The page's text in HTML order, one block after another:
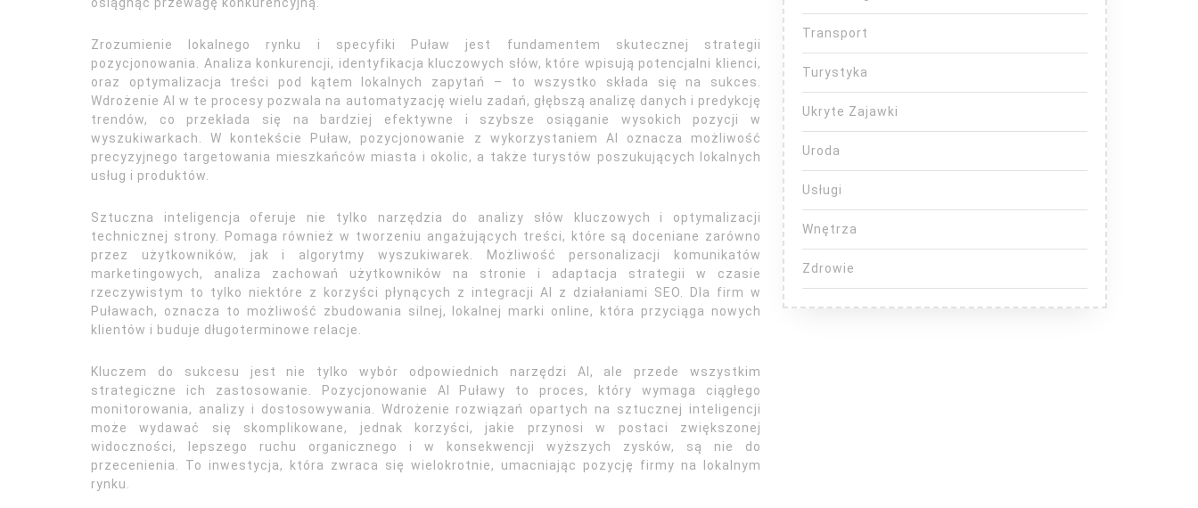
Zrozumienie lokalnego rynku i specyfiki Puław jest fundamentem skutecznej strategii
pozycjonowania. Analiza konkurencji, identyfikacja kluczowych słów, które wpisują potencjalni klienci,
oraz optymalizacja treści pod kątem lokalnych zapytań – to wszystko składa się na sukces.
Wdrożenie AI w te procesy pozwala na automatyzację wielu zadań, głębszą analizę danych i predykcję
trendów, co przekłada się na bardziej efektywne i szybsze osiąganie wysokich pozycji w
wyszukiwarkach. W kontekście Puław, pozycjonowanie z wykorzystaniem AI oznacza możliwość
precyzyjnego targetowania mieszkańców miasta i okolic, a także turystów poszukujących lokalnych
usług i produktów.
Sztuczna inteligencja oferuje nie tylko narzędzia do analizy słów kluczowych i optymalizacji
technicznej strony. Pomaga również w tworzeniu angażujących treści, które są doceniane zarówno
przez użytkowników, jak i algorytmy wyszukiwarek. Możliwość personalizacji komunikatów
marketingowych, analiza zachowań użytkowników na stronie i adaptacja strategii w czasie
rzeczywistym to tylko niektóre z korzyści płynących z integracji AI z działaniami SEO. Dla firm w
Puławach, oznacza to możliwość zbudowania silnej, lokalnej marki online, która przyciąga nowych
klientów i buduje długoterminowe relacje.
Kluczem do sukcesu jest nie tylko wybór odpowiednich narzędzi AI, ale przede wszystkim
strategiczne ich zastosowanie. Pozycjonowanie AI Puławy to proces, który wymaga ciągłego
monitorowania, analizy i dostosowywania. Wdrożenie rozwiązań opartych na sztucznej inteligencji
może wydawać się skomplikowane, jednak korzyści, jakie przynosi w postaci zwiększonej
widoczności, lepszego ruchu organicznego i w konsekwencji wyższych zysków, są nie do
przecenienia. To inwestycja, która zwraca się wielokrotnie, umacniając pozycję firmy na lokalnym
rynku.
Transport
Turystyka
Ukryte Zajawki
Uroda
Usługi
Wnętrza
Zdrowie